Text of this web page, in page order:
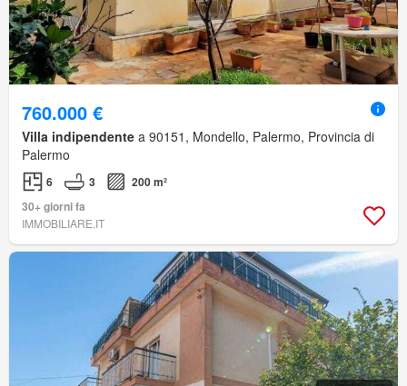
760.000 €
Villa indipendente a 90151, Mondello, Palermo, Provincia di
Palermo
6 3
200 m²
30+ giorni fa
IMMOBILIARE.IT